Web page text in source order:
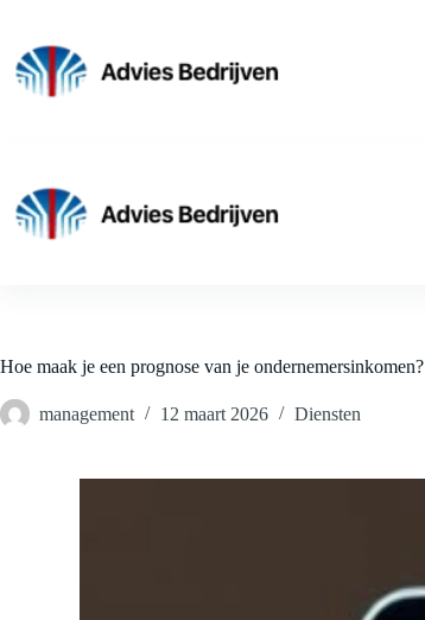
inhoud
Hoe maak je een prognose van je ondernemersinkomen?
management 12 maart 2026 Diensten